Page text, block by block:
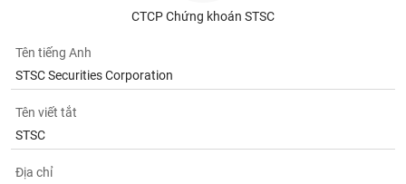
CTCP Chứng khoán STSC
Tên tiếng Anh
STSC Securities Corporation
Tên viết tắt
STSC
Địa chỉ